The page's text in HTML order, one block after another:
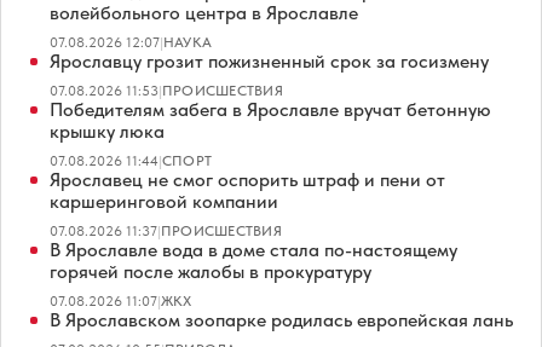
волейбольного центра в Ярославле
07.08.2026 12:07|НАУКА
Ярославцу грозит пожизненный срок за госизмену
07.08.2026 11:53|ПРОИСШЕСТВИЯ
Победителям забега в Ярославле вручат бетонную
крышку люка
07.08.2026 11:44|СПОРТ
Ярославец не смог оспорить штраф и пени от
каршеринговой компании
07.08.2026 11:37|ПРОИСШЕСТВИЯ
В Ярославле вода в доме стала по-настоящему
горячей после жалобы в прокуратуру
07.08.2026 11:07|ЖКХ
В Ярославском зоопарке родилась европейская лань